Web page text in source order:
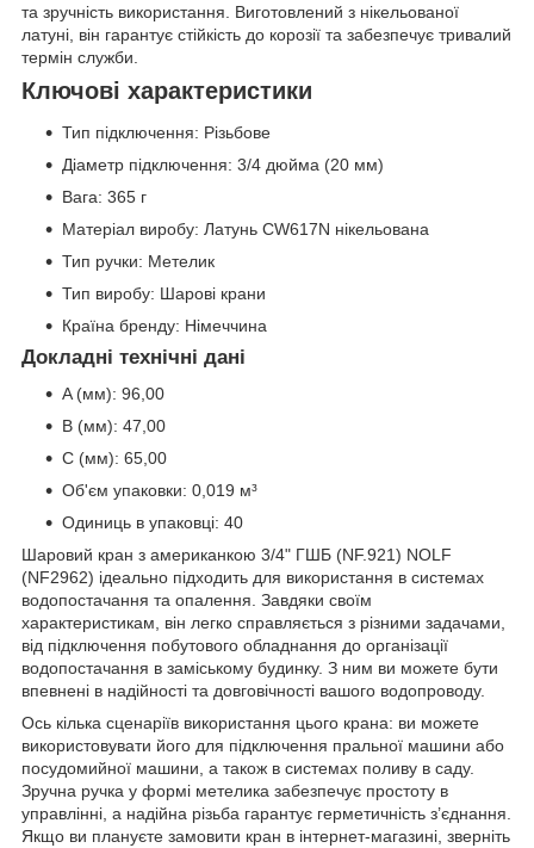
та зручність використання. Виготовлений з нікельованої
латуні, він гарантує стійкість до корозії та забезпечує тривалий
термін служби.
Ключові характеристики
Тип підключення: Різьбове
Діаметр підключення: 3/4 дюйма (20 мм)
Вага: 365 г
Матеріал виробу: Латунь CW617N нікельована
Тип ручки: Метелик
Тип виробу: Шарові крани
Країна бренду: Німеччина
Докладні технічні дані
A (мм): 96,00
B (мм): 47,00
C (мм): 65,00
Об'єм упаковки: 0,019 м³
Одиниць в упаковці: 40
Шаровий кран з американкою 3/4" ГШБ (NF.921) NOLF
(NF2962) ідеально підходить для використання в системах
водопостачання та опалення. Завдяки своїм
характеристикам, він легко справляється з різними задачами,
від підключення побутового обладнання до організації
водопостачання в заміському будинку. З ним ви можете бути
впевнені в надійності та довговічності вашого водопроводу.
Ось кілька сценаріїв використання цього крана: ви можете
використовувати його для підключення пральної машини або
посудомийної машини, а також в системах поливу в саду.
Зручна ручка у формі метелика забезпечує простоту в
управлінні, а надійна різьба гарантує герметичність з’єднання.
Якщо ви плануєте замовити кран в інтернет-магазині, зверніть